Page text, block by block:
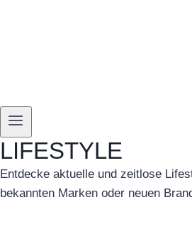
LIFESTYLE
Entdecke aktuelle und zeitlose
bekannten Marken oder neuen